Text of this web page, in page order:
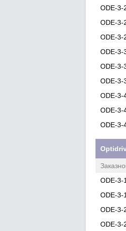
ODE-3-
ODE-3-
ODE-3-
ODE-3-
ODE-3-
ODE-3-
ODE-3-
ODE-3-
ODE-3-
ODE-3-
ODE-3-
ODE-3-
ODE-3-